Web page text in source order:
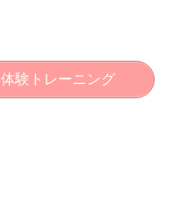
体験トレーニング